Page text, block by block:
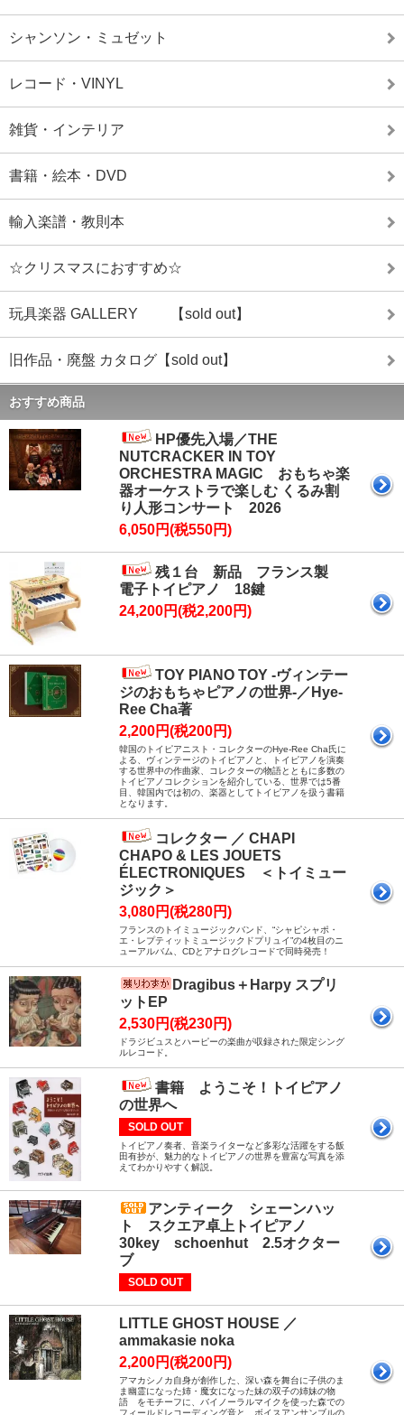
シャンソン・ミュゼット
レコード・VINYL
雑貨・インテリア
書籍・絵本・DVD
輸入楽譜・教則本
☆クリスマスにおすすめ☆
玩具楽器 GALLERY 【sold out】
旧作品・廃盤 カタログ【sold out】
おすすめ商品
HP優先入場／THE
NUTCRACKER IN TOY
ORCHESTRA MAGIC おもちゃ楽
器オーケストラで楽しむ くるみ割
り人形コンサート 2026
6,050円(税550円)
残１台 新品 フランス製
電子トイピアノ 18鍵
24,200円(税2,200円)
TOY PIANO TOY -ヴィンテー
ジのおもちゃピアノの世界-／Hye-
Ree Cha著
2,200円(税200円)
韓国のトイピアニスト・コレクターのHye-Ree Cha氏に
よる、ヴィンテージのトイピアノと、トイピアノを演奏
する世界中の作曲家、コレクターの物語とともに多数の
トイピアノコレクションを紹介している、世界では5番
目、韓国内では初の、楽器としてトイピアノを扱う書籍
となります。
コレクター ／ CHAPI
CHAPO & LES JOUETS
ÉLECTRONIQUES ＜トイミュー
ジック＞
3,080円(税280円)
フランスのトイミュージックバンド、“シャピシャポ・
エ・レプティットミュージックドプリュイ”の4枚目のニ
ューアルバム、CDとアナログレコードで同時発売！
Dragibus＋Harpy スプリ
ットEP
2,530円(税230円)
ドラジビュスとハーピーの楽曲が収録された限定シング
ルレコード。
書籍 ようこそ！トイピアノ
の世界へ
SOLD OUT
トイピアノ奏者、音楽ライターなど多彩な活躍をする飯
田有抄が、魅力的なトイピアノの世界を豊富な写真を添
えてわかりやすく解説。
アンティーク シェーンハッ
ト スクエア卓上トイピアノ
30key schoenhut 2.5オクター
ブ
SOLD OUT
LITTLE GHOST HOUSE ／
ammakasie noka
2,200円(税200円)
アマカシノカ自身が創作した、深い森を舞台に子供のま
ま幽霊になった姉・魔女になった妹の双子の姉妹の物
語 をモチーフに、バイノーラルマイクを使った森での
フィールドレコーディング音と、ボイスアンサンブルの